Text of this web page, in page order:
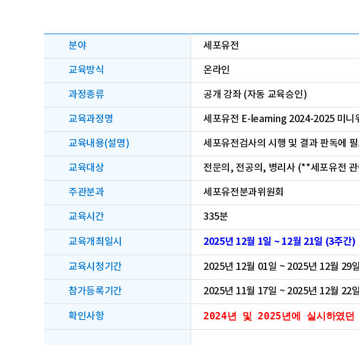
분야 세포유전
교육방식 온라인
과정종류 공개 강좌 (자동 교육승인)
교육과정명 세포유전 E-learning 2024-2025 미니
교육내용(설명) 세포유전검사의 시행 및 결과 판독에
교육대상 전문의, 전공의, 병리사 (**세포유전
주관분과 세포유전분과위원회
교육시간 335분
교육개최일시 2025년 12월 1일 ~ 12월 21일 (3주간)
교육시청기간 2025년 12월 01일 ~ 2025년 12월 29일
참가등록기간 2025년 11월 17일 ~ 2025년 12월 22일
확인사항 2024년 및 2025년에 실시하였던